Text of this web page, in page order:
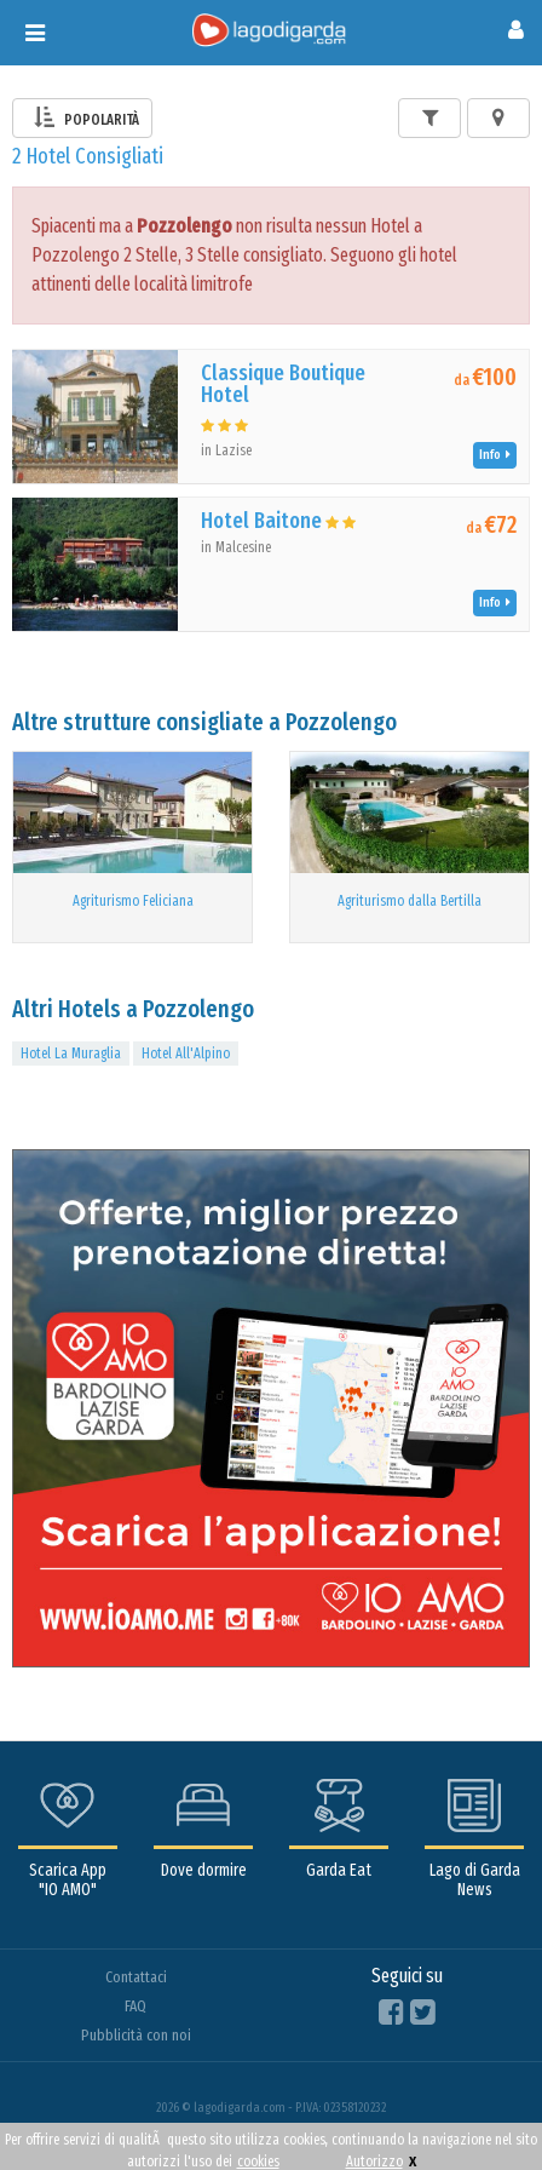
Toggle
navigation
POPOLARITÀ
2 Hotel Consigliati
Spiacenti ma a Pozzolengonon risulta nessun Hotel a
Pozzolengo 2 Stelle, 3 Stelle consigliato. Seguono gli hotel
attinenti delle località limitrofe
Classique Boutique
Hotel
in Lazise
da€100
Info
Hotel Baitone
in Malcesine
da€72
Info
Altre strutture consigliate a Pozzolengo
Agriturismo Feliciana Agriturismo dalla Bertilla
Altri Hotels a Pozzolengo
Hotel La Muraglia Hotel All'Alpino
Scarica App
"IO AMO"
Dove dormire Garda Eat
Lago di Garda
News
Contattaci
FAQ
Pubblicità con noi
Seguici su
2026 © lagodigarda.com - P.IVA: 02358120232
Per offrire servizi di qualitÃ questo sito utilizza cookies, continuando la navigazione nel sito
autorizzi l'uso dei cookies Autorizzo x